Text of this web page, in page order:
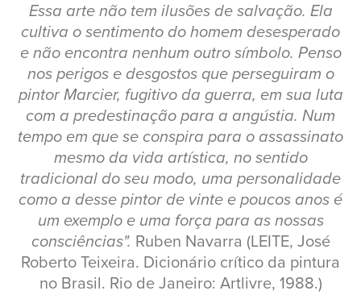
Essa arte não tem ilusões de salvação. Ela
cultiva o sentimento do homem desesperado
e não encontra nenhum outro símbolo. Penso
nos perigos e desgostos que perseguiram o
pintor Marcier, fugitivo da guerra, em sua luta
com a predestinação para a angústia. Num
tempo em que se conspira para o assassinato
mesmo da vida artística, no sentido
tradicional do seu modo, uma personalidade
como a desse pintor de vinte e poucos anos é
um exemplo e uma força para as nossas
consciências". Ruben Navarra (LEITE, José
Roberto Teixeira. Dicionário crítico da pintura
no Brasil. Rio de Janeiro: Artlivre, 1988.)